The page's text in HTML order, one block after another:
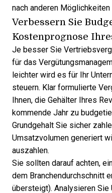
nach anderen Möglichkeiten
Verbessern Sie
Kostenprognose
Je besser Sie
für das
leichter wird es für Ihr
steuern. Klar formulierte
Ihnen, die Gehälter Ihres
kommende Jahr zu
Grundgehalt Sie sicher
Umsatzvolumen generiert
auszahlen.
Sie sollten darauf achten,
dem Branchendurchschnitt
übersteigt). Analysieren Sie